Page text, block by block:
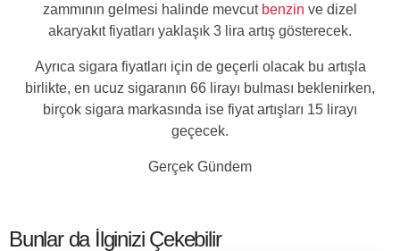
zammının gelmesi halinde mevcut benzin ve dizel
akaryakıt fiyatları yaklaşık 3 lira artış gösterecek.
Ayrıca sigara fiyatları için de geçerli olacak bu artışla
birlikte, en ucuz sigaranın 66 lirayı bulması beklenirken,
birçok sigara markasında ise fiyat artışları 15 lirayı
geçecek.
Gerçek Gündem
Bunlar da İlginizi Çekebilir